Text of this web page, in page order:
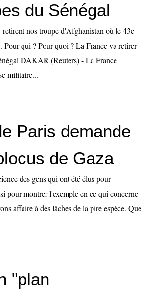
du Sénégal
nos troupe d'Afghanistan où le 43e
Pour qui ? Pour quoi ? La France va retirer
DAKAR (Reuters) - La France
militaire...
Paris demande
de Gaza
des gens qui ont été élus pour
pour montrer l'exemple en ce qui concerne
affaire à des lâches de la pire espèce. Que
"plan